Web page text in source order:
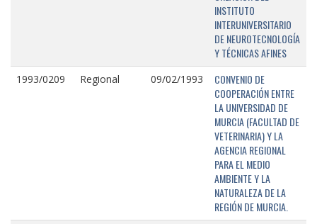
INSTITUTO
INTERUNIVERSITARIO
DE NEUROTECNOLOGÍA
Y TÉCNICAS AFINES
1993/0209 Regional 09/02/1993
CONVENIO DE
COOPERACIÓN ENTRE
LA UNIVERSIDAD DE
MURCIA (FACULTAD DE
VETERINARIA) Y LA
AGENCIA REGIONAL
PARA EL MEDIO
AMBIENTE Y LA
NATURALEZA DE LA
REGIÓN DE MURCIA.